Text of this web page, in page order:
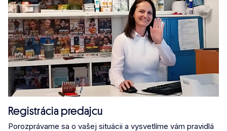
Registrácia predajcu
Porozprávame sa o vašej situácii a vysvetlíme vám pravidlá